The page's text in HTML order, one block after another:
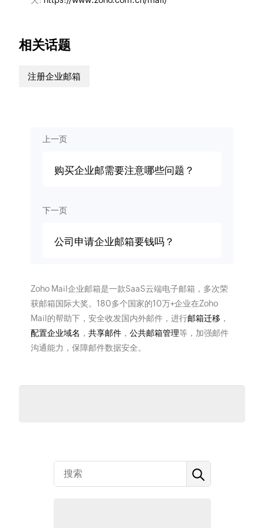
相关话题
注册企业邮箱
上一页
购买企业邮需要注意哪些问题？
下一页
公司申请企业邮箱要钱吗？
Zoho Mail企业邮箱是一款SaaS云端电子邮箱，多次荣
获邮箱国际大奖。180多个国家的10万+企业在Zoho
Mail的帮助下，安全收发国内外邮件，进行邮箱迁移 ，
配置企业域名 ， 共享邮件， 公共邮箱管理等，加强邮件
沟通能力，保障邮件数据安全。